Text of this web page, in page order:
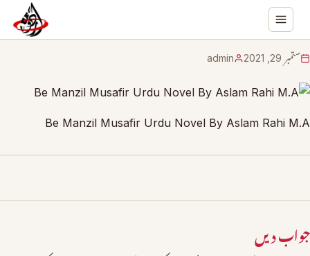
ستمبر 29, 2021 admin
Be Manzil Musafir Urdu Novel By Aslam Rahi M.A
جواب دیں